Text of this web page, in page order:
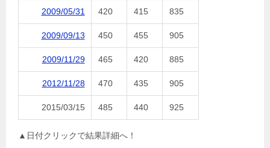
2009/05/31 420 415 835
2009/09/13 450 455 905
2009/11/29 465 420 885
2012/11/28 470 435 905
2015/03/15 485 440 925
▲日付クリックで結果詳細へ！